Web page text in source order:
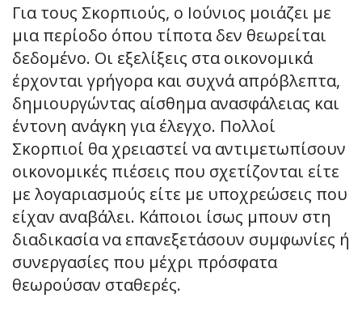
Για τους Σκορπιούς, ο Ιούνιος μοιάζει με
μια περίοδο όπου τίποτα δεν θεωρείται
δεδομένο. Οι εξελίξεις στα οικονομικά
έρχονται γρήγορα και συχνά απρόβλεπτα,
δημιουργώντας αίσθημα ανασφάλειας και
έντονη ανάγκη για έλεγχο. Πολλοί
Σκορπιοί θα χρειαστεί να αντιμετωπίσουν
οικονομικές πιέσεις που σχετίζονται είτε
με λογαριασμούς είτε με υποχρεώσεις που
είχαν αναβάλει. Κάποιοι ίσως μπουν στη
διαδικασία να επανεξετάσουν συμφωνίες ή
συνεργασίες που μέχρι πρόσφατα
θεωρούσαν σταθερές.